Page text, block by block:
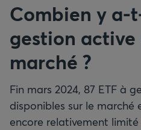
Combien y a-
gestion active
marché ?
Fin mars 2024, 87 ETF à
disponibles sur le marché
encore relativement